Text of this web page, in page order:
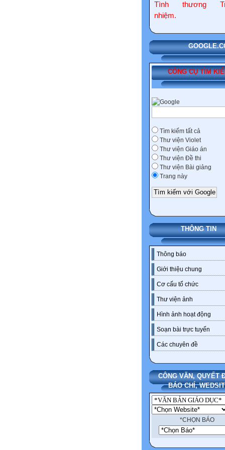
Tình thương
nhiệm.
GOOGLE.COM
CÔNG CỤ TÌM
Tìm kiếm tất cả
Thư viện Violet
Thư viện Giáo án
Thư viện Đề thi
Thư viện Bài giảng
Trang này
THÔNG TIN
Thông báo
Giới thiệu chung
Cơ cấu tổ chức
Thư viện ảnh
Hình ảnh hoạt động
Soạn bài trực tuyến
Các chuyên đề
CÔNG VĂN, QUYẾT
BÁO CHÍ,
*CHỌN BÁO